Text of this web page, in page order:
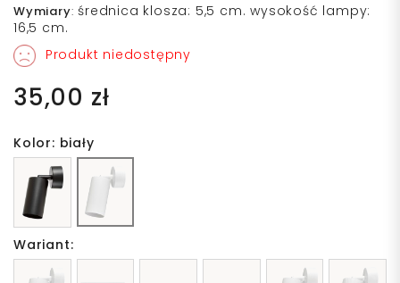
Wymiary: średnica klosza: 5,5 cm. wysokość lampy:
16,5 cm.
Produkt niedostępny
35,00 zł
Kolor: biały
Wariant: